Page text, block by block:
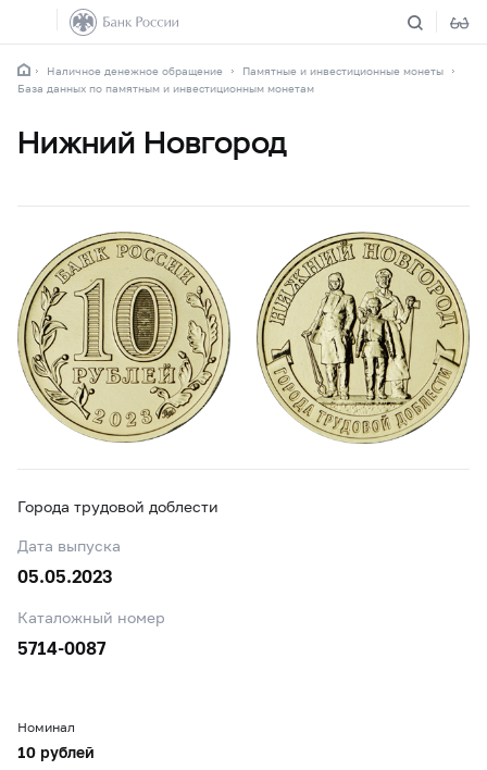
Наличное денежное обращение
Памятные и инвестиционные монеты
База данных по памятным и инвестиционным монетам
Нижний Новгород
Города трудовой доблести
Дата выпуска
05.05.2023
Каталожный номер
5714-0087
Номинал
10 рублей